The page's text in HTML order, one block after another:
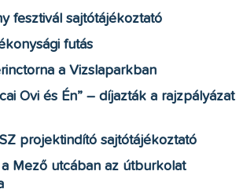
fesztivál sajtótájékoztató
futás
a Vizslaparkban
Ovi és Én” – díjazták a rajzpályázat
projektindító sajtótájékoztató
Mező utcában az útburkolat